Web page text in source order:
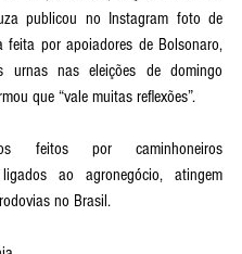
publicou no Instagram foto de
feita por apoiadores de Bolsonaro,
urnas nas eleições de domingo
que “vale muitas reflexões”.
feitos por caminhoneiros
ao agronegócio, atingem
no Brasil.